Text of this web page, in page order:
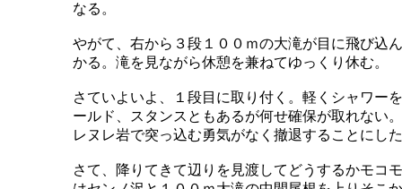
なる。
やがて、右から３段１００ｍの大滝が目に飛び込
かる。滝を見ながら休憩を兼ねてゆっくり休む。
さていよいよ、１段目に取り付く。軽くシャワー
ールド、スタンスともあるが何せ確保が取れない
レヌレ岩で突っ込む勇気がなく撤退することにし
さて、降りてきて辺りを見渡してどうするかモコ